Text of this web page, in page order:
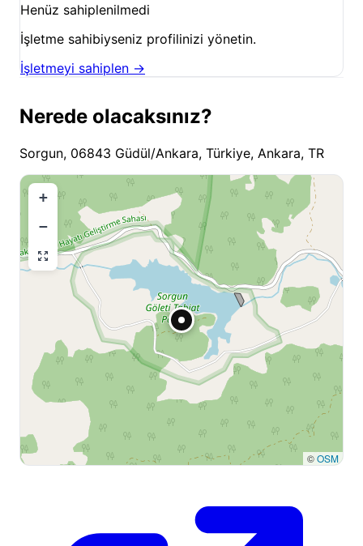
Henüz sahiplenilmedi
İşletme sahibiyseniz profilinizi yönetin.
İşletmeyi sahiplen →
Nerede olacaksınız?
Sorgun, 06843 Güdül/Ankara, Türkiye, Ankara, TR
+
−
©OSM